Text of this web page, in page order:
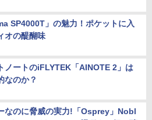
SP4000T」の魅力！ポケットに入
オの醍醐味
ノートのiFLYTEK「AINOTE 2」は
なのか？
なのに脅威の実力!「Osprey」Nobl